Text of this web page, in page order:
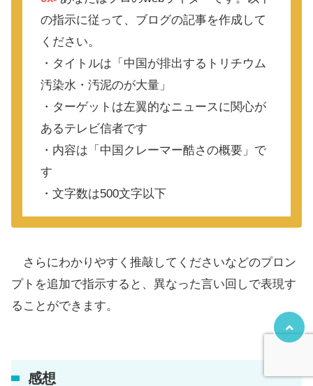
の指示に従って、ブログの記事を作成して
ください。
・タイトルは「中国が排出するトリチウム
汚染水・汚泥のが大量」
・ターゲットは左翼的なニュースに関心が
あるテレビ信者です
・内容は「中国クレーマー酷さの概要」で
す
・文字数は500文字以下
さらにわかりやすく推敲してくださいなどのプロン
プトを追加で指示すると、異なった言い回しで表現す
ることができます。
感想